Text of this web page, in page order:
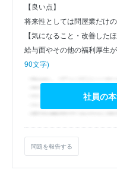
【良い点】
将来性としては問屋業だけ
【気になること・改善した
給与面やその他の福利厚生
90文字)
社員の
問題を報告する